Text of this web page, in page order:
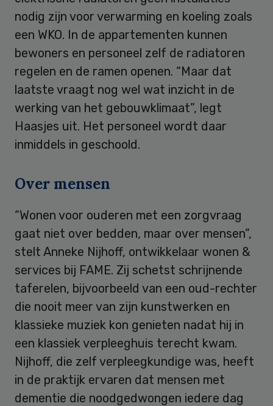
nodig zijn voor verwarming en koeling zoals
een WKO. In de appartementen kunnen
bewoners en personeel zelf de radiatoren
regelen en de ramen openen. “Maar dat
laatste vraagt nog wel wat inzicht in de
werking van het gebouwklimaat”, legt
Haasjes uit. Het personeel wordt daar
inmiddels in geschoold.
Over mensen
“Wonen voor ouderen met een zorgvraag
gaat niet over bedden, maar over mensen”,
stelt Anneke Nijhoff, ontwikkelaar wonen &
services bij FAME. Zij schetst schrijnende
taferelen, bijvoorbeeld van een oud-rechter
die nooit meer van zijn kunstwerken en
klassieke muziek kon genieten nadat hij in
een klassiek verpleeghuis terecht kwam.
Nijhoff, die zelf verpleegkundige was, heeft
in de praktijk ervaren dat mensen met
dementie die noodgedwongen iedere dag